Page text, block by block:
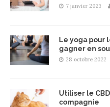
7 janvier 2023
Le yoga pour
gagner en
28 octobre 2022
Utiliser le
compagnie